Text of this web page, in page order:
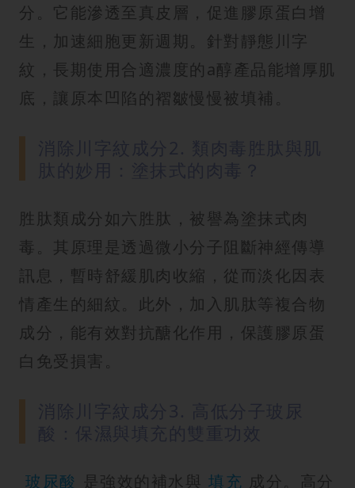
分。它能滲透至真皮層，促進膠原蛋白增
生，加速細胞更新週期。針對靜態川字
紋，長期使用合適濃度的a醇產品能增厚肌
底，讓原本凹陷的褶皺慢慢被填補。
胜肽類成分如六胜肽，被譽為塗抹式肉
毒。其原理是透過微小分子阻斷神經傳導
訊息，暫時舒緩肌肉收縮，從而淡化因表
情產生的細紋。此外，加入肌肽等複合物
成分，能有效對抗醣化作用，保護膠原蛋
白免受損害。
玻尿酸 是強效的補水與 填充 成分。高分